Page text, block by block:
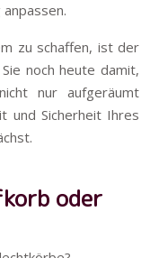
zu schaffen, ist der
noch heute damit,
nur aufgeräumt
und Sicherheit Ihres
oder